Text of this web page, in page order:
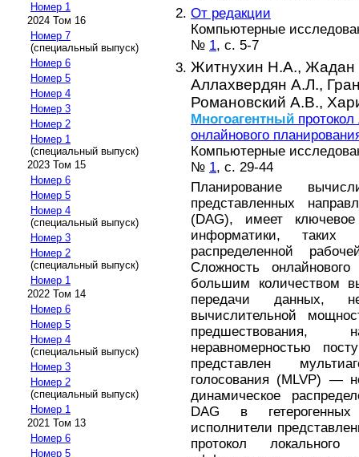
Номер 1
2024 Том 16
Номер 7
(специальный выпуск)
Номер 6
Номер 5
Номер 4
Номер 3
Номер 2
Номер 1
(специальный выпуск)
2023 Том 15
Номер 6
Номер 5
Номер 4
(специальный выпуск)
Номер 3
Номер 2
(специальный выпуск)
Номер 1
2022 Том 14
Номер 6
Номер 5
Номер 4
(специальный выпуск)
Номер 3
Номер 2
(специальный выпуск)
Номер 1
2021 Том 13
Номер 6
Номер 5
От редакции
Компьютерные
№ 1, с. 5-7
Житнухин Н.А.,
Аллахвердян А.Л.,
Романовский А.В.,
Многоагентный
онлайнового
Компьютерные
№ 1, с. 29-44
Планирование
представленных
(DAG), имеет
информатики,
распределенной
Сложность
большим количеством
передачи данных,
вычислительной
неравномерностью
представлен
голосования (MLVP) —
динамическое
DAG в
исполнители
протокол